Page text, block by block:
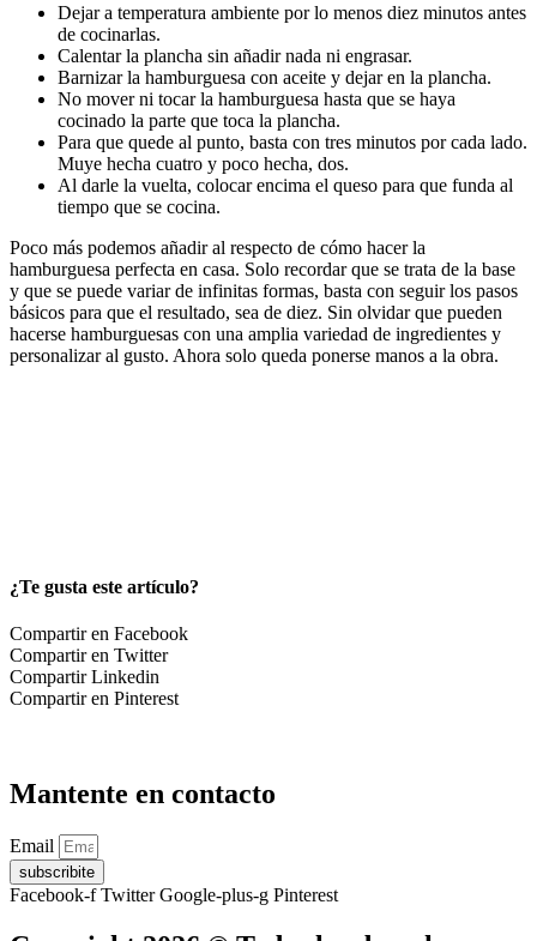
Dejar a temperatura ambiente por lo menos diez minutos antes
de cocinarlas.
Calentar la plancha sin añadir nada ni engrasar.
Barnizar la hamburguesa con aceite y dejar en la plancha.
No mover ni tocar la hamburguesa hasta que se haya
cocinado la parte que toca la plancha.
Para que quede al punto, basta con tres minutos por cada lado.
Muye hecha cuatro y poco hecha, dos.
Al darle la vuelta, colocar encima el queso para que funda al
tiempo que se cocina.
Poco más podemos añadir al respecto de cómo hacer la
hamburguesa perfecta en casa. Solo recordar que se trata de la base
y que se puede variar de infinitas formas, basta con seguir los pasos
básicos para que el resultado, sea de diez. Sin olvidar que pueden
hacerse hamburguesas con una amplia variedad de ingredientes y
personalizar al gusto. Ahora solo queda ponerse manos a la obra.
¿Te gusta este artículo?
Compartir en Facebook
Compartir en Twitter
Compartir Linkedin
Compartir en Pinterest
Mantente en contacto
Email
subscribite
Facebook-f Twitter Google-plus-g Pinterest